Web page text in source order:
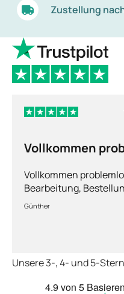
Zustellung
Vollkommen
Vollkommen
Bearbeitung,
Lieferung
Günther
Unsere 3-, 4- und 5-
4.9 von 5